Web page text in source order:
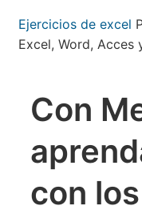
Pasar
contenido
Ejercicios de excel
Excel, Word, Acces
Con
con